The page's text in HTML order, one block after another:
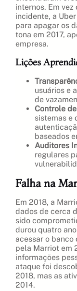
internos. Em
incidente, a
para apagar os
tona em 2017,
empresa.
Lições
usuários e
de
Controle
sistemas e
baseados
Auditores
regulares
Falha na
Em 2018, a
dados de cerca
sido
durou quatro
acessar o
pela Marriot em
informações
ataque foi
2018, mas as
2014.